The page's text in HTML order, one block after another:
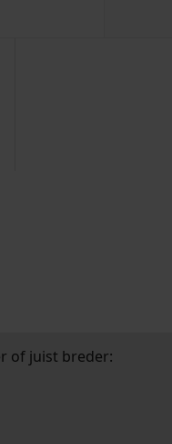
of juist breder: